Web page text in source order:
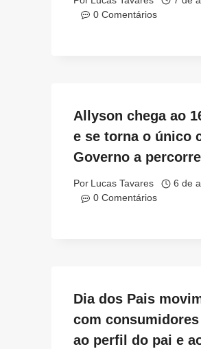
0 Comentários
Allyson chega ao
e se torna o único
Governo a
Por Lucas Tavares
6 de
0 Comentários
Dia dos Pais
com
ao perfil do pai e